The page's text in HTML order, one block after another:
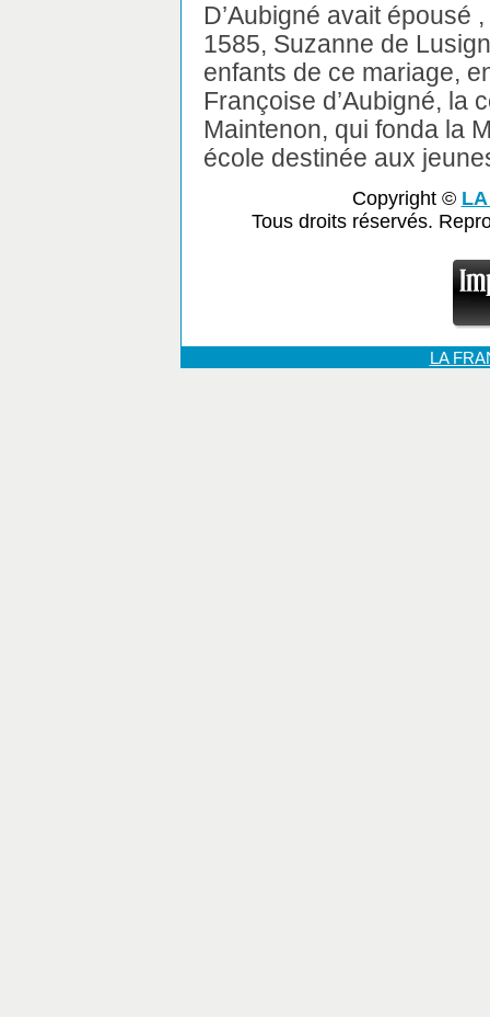
D’Aubigné avait épousé
1585, Suzanne de
enfants de ce mariage,
Françoise d’Aubigné, la
Maintenon, qui fonda la
école destinée aux
Copyright ©
Tous droits réservés.
LA